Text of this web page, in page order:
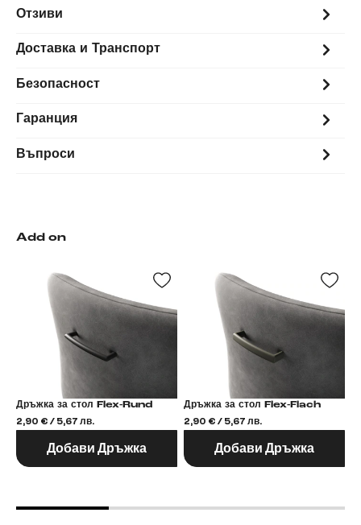
Отзиви
Доставка и Транспорт
Безопасност
Гаранция
Въпроси
Add on
Дръжка за стол Flex-Rund
2,90 € / 5,67 лв.
Добави Дръжка
Дръжка за стол Flex-Flach
2,90 € / 5,67 лв.
Добави Дръжка